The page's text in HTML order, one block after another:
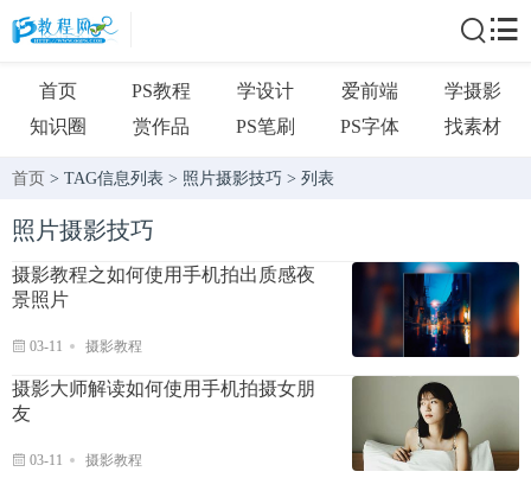
首页 PS教程 学设计 爱前端
学摄影
知识圈
赏作品 PS笔刷 PS字体 找素材
首页 > TAG信息列表 > 照片摄影技巧 > 列表
照片摄影技巧
摄影教程之如何使用手机拍出质感夜
景照片
03-11 摄影教程
摄影大师解读如何使用手机拍摄女朋
友
03-11 摄影教程